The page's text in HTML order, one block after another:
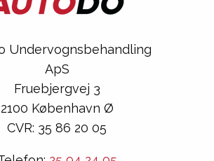
Undervognsbehandling
ApS
Fruebjergvej 3
2100 København Ø
CVR: 35 86 20 05